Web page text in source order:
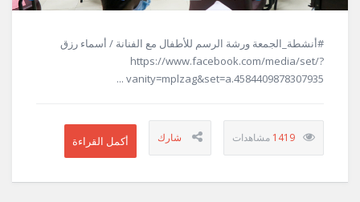
#أنشطة_الجمعة ورشة الرسم للأطفال مع الفنانة / أسماء رزق
https://www.facebook.com/media/set/?
vanity=mplzag&set=a.4584409878307935 ...
1419